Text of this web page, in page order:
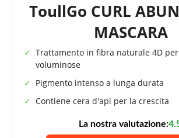
ToullGo CURL
MASCARA
Trattamento in fibra naturale 4D
voluminose
Pigmento intenso a lunga durata
Contiene cera d'api per la crescita
La nostra valutazione: